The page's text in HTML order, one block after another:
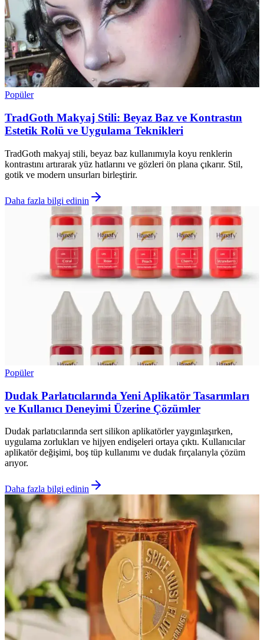
Popüler
TradGoth Makyaj Stili: Beyaz Baz ve Kontrastın
Estetik Rolü ve Uygulama Teknikleri
TradGoth makyaj stili, beyaz baz kullanımıyla koyu renklerin
kontrastını artırarak yüz hatlarını ve gözleri ön plana çıkarır. Stil,
gotik ve modern unsurları birleştirir.
Daha fazla bilgi edinin
Popüler
Dudak Parlatıcılarında Yeni Aplikatör Tasarımları
ve Kullanıcı Deneyimi Üzerine Çözümler
Dudak parlatıcılarında sert silikon aplikatörler yaygınlaşırken,
uygulama zorlukları ve hijyen endişeleri ortaya çıktı. Kullanıcılar
aplikatör değişimi, boş tüp kullanımı ve dudak fırçalarıyla çözüm
arıyor.
Daha fazla bilgi edinin